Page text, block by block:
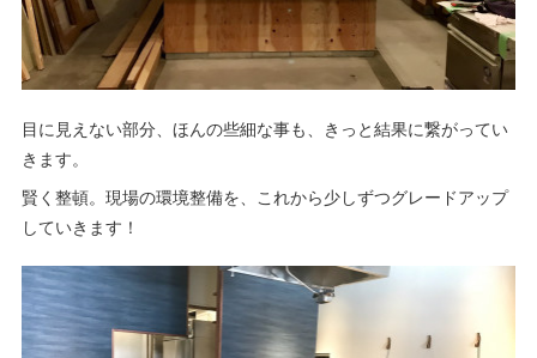
目に見えない部分、ほんの些細な事も、きっと結果に繋がってい
きます。
賢く整頓。現場の環境整備を、これから少しずつグレードアップ
していきます！